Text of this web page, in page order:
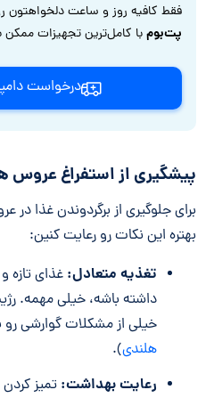
فقط کافیه روز و ساعت دلخواهتون
پت‌بومبا کامل‌ترین تجهیزات ممکن
درخواست
پیشگیری از استفراغ عروس
برای جلوگیری از برگردوندن غذا
بهتره این نکات رو رعایت کنین:
تغذیه متعادل: غذای تازه
داشته باشه، خیلی مهمه.
خیلی از مشکلات گوارشی رو
هلندی).
رعایت بهداشت: تمیز